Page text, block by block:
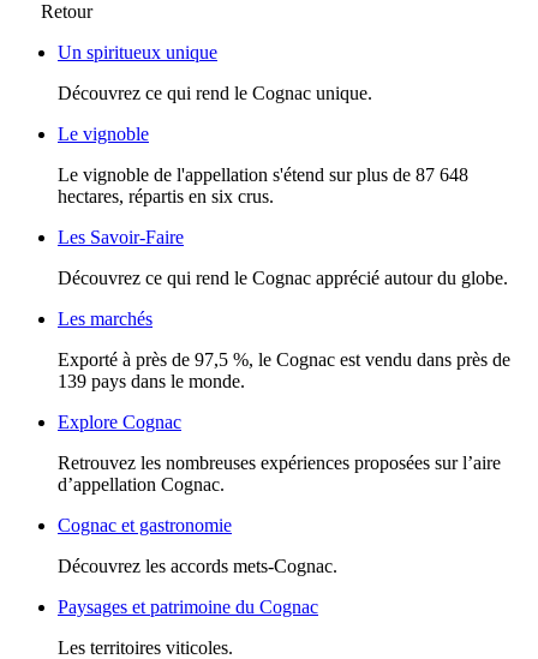
Retour
Un spiritueux unique
Découvrez ce qui rend le Cognac unique.
Le vignoble
Le vignoble de l'appellation s'étend sur plus de 87 648
hectares, répartis en six crus.
Les Savoir-Faire
Découvrez ce qui rend le Cognac apprécié autour du globe.
Les marchés
Exporté à près de 97,5 %, le Cognac est vendu dans près de
139 pays dans le monde.
Explore Cognac
Retrouvez les nombreuses expériences proposées sur l’aire
d’appellation Cognac.
Cognac et gastronomie
Découvrez les accords mets-Cognac.
Paysages et patrimoine du Cognac
Les territoires viticoles.